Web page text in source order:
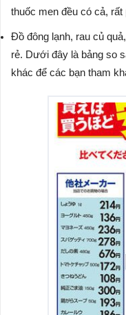
thuốc men đều có cả, rất
Đồ đông lạnh, rau củ
rẻ. Dưới đây là bảng so
khác để các bạn tham